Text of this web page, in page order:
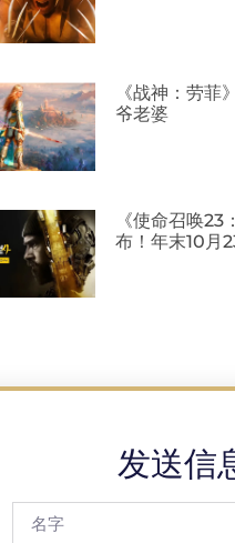
《战神：劳菲
爷老婆
《使命召唤
布！年末10月
发送信